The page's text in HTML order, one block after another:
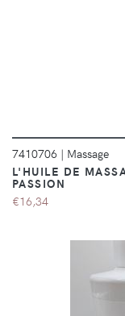
7410706 | Massage
L'HUILE DE
PASSION
€16,34